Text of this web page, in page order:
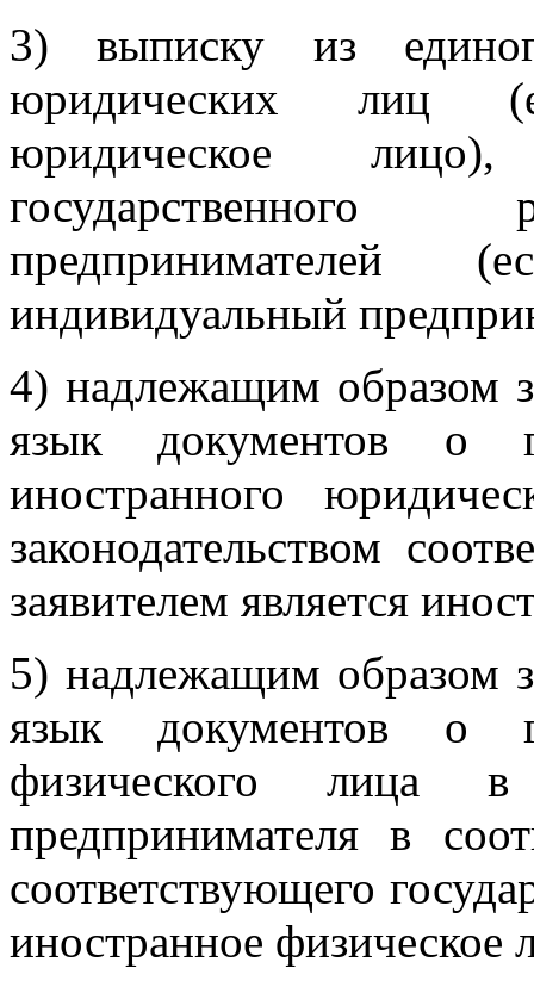
3) выписку из
юридических лиц
юридическое
государственного
предпринимателей
индивидуальный
4) надлежащим образом
язык документов о
иностранного
законодательством
заявителем является
5) надлежащим образом
язык документов о
физического лица в
предпринимателя в
соответствующего
иностранное физическое